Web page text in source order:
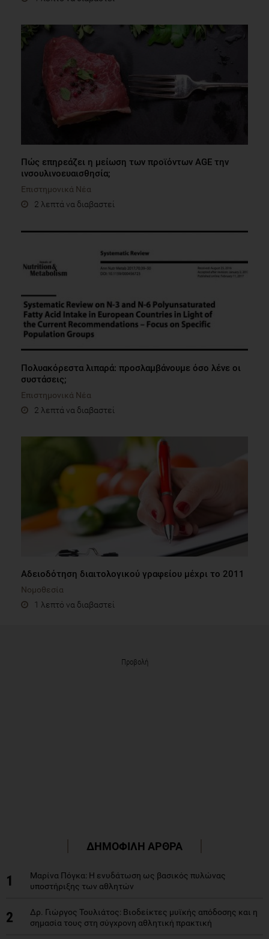
Πώς επηρεάζει η μείωση των προϊόντων AGE την
ινσουλινοευαισθησία;
Επιστημονικά Νέα
2 λεπτά να διαβαστεί
Πολυακόρεστα λιπαρά: προσλαμβάνουμε όσο λένε οι
συστάσεις;
Επιστημονικά Νέα
2 λεπτά να διαβαστεί
Αδειοδότηση διαιτολογικού γραφείου μέχρι το 2011
Νομοθεσία
1 λεπτό να διαβαστεί
Προβολή
ΔΗΜΟΦΙΛΗ ΑΡΘΡΑ
1
Μαρίνα Πόγκα: Η ενυδάτωση ως βασικός πυλώνας
υποστήριξης των αθλητών
2
Δρ. Γιώργος Τουλιάτος: Βιοδείκτες μυϊκής απόδοσης και η
σημασία τους στη σύγχρονη αθλητική πρακτική